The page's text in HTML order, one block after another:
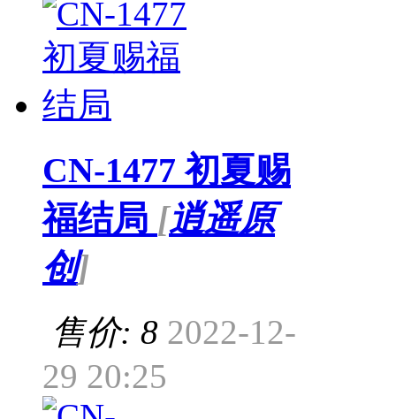
CN-1477 初夏赐
福结局 [逍遥原
创]
售价: 8 2022-12-
29 20:25